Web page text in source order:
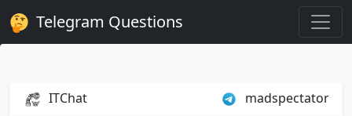
Telegram Questions
ITChat madspectator